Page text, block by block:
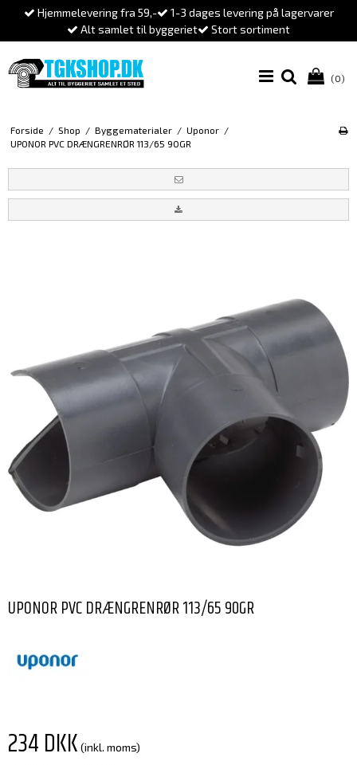
Hjemmelevering fra 59,-
1-3 dages levering på lagervarer
Alt samlet til byggeriet
Stort sortiment
(0)
Forside / Shop / Byggematerialer / Uponor /
UPONOR PVC DRÆNGRENRØR 113/65 90GR
UPONOR PVC DRÆNGRENRØR 113/65 90GR
234 DKK (inkl. moms)